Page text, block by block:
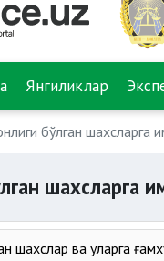
Янгиликлар
бўлган шахсларга
шахсларга
шахслар ва уларга